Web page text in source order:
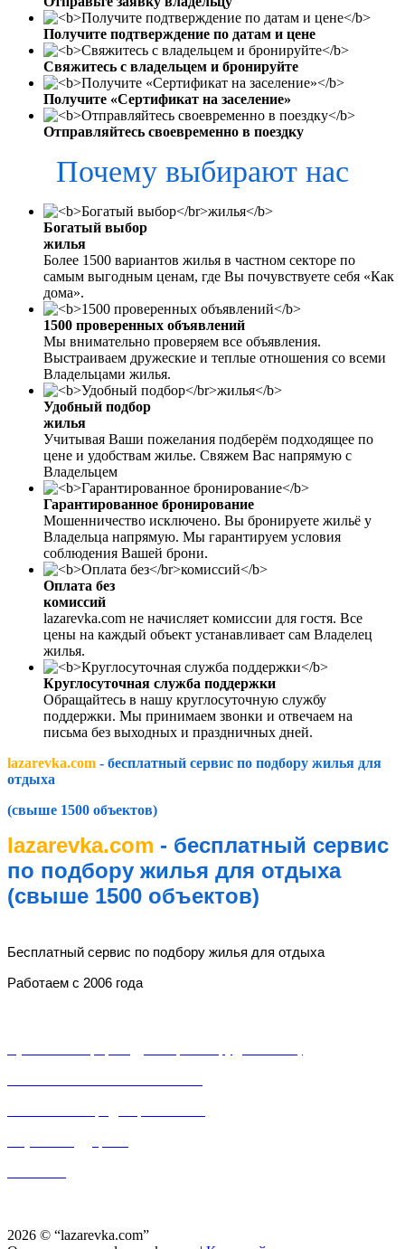
Получите подтверждение по датам и цене
Свяжитесь с владельцем и бронируйте
Получите «Сертификат на заселение»
Отправляйтесь своевременно в поездку
Почему выбирают нас
Богатый выбор
жилья
Более 1500 вариантов жилья в частном секторе по
самым выгодным ценам, где Вы почувствуете себя «Как
дома».
1500 проверенных объявлений
Мы внимательно проверяем все объявления.
Выстраиваем дружеские и теплые отношения со всеми
Владельцами жилья.
Удобный подбор
жилья
Учитывая Ваши пожелания подберём подходящее по
цене и удобствам жилье. Свяжем Вас напрямую с
Владельцем
Гарантированное бронирование
Мошенничество исключено. Вы бронируете жильё у
Владельца напрямую. Мы гарантируем условия
соблюдения Вашей брони.
Оплата без
комиссий
lazarevka.com не начисляет комиссии для гостя. Все
цены на каждый объект устанавливает сам Владелец
жилья.
Круглосуточная служба поддержки
Обращайтесь в нашу круглосуточную службу
поддержки. Мы принимаем звонки и отвечаем на
письма без выходных и праздничных дней.
lazarevka.com - бесплатный сервис по подбору жилья для
отдыха
(свыше 1500 объектов)
lazarevka.com - бесплатный сервис
по подбору жилья для отдыха
(свыше 1500 объектов)
Бесплатный сервис по подбору жилья для отдыха
Работаем с 2006 года
2026 © “lazarevka.com”